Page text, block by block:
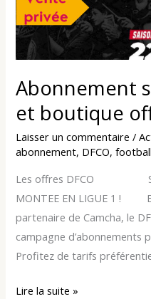
Abonnement
et boutique
Laisser un commentaire /
abonnement, DFCO,football
Les offres DFCO
MONTEE EN LIGUE 1 !
partenaire de Camcha, le
campagne d’abonnements
Profitez de tarifs
boutique
officielle
Lire la suite »